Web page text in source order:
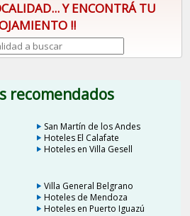
Y ENCONTRÁ TU
!!
recomendados
San Martín de los Andes
Hoteles El Calafate
Hoteles en Villa Gesell
Villa General Belgrano
Hoteles de Mendoza
Hoteles en Puerto Iguazú